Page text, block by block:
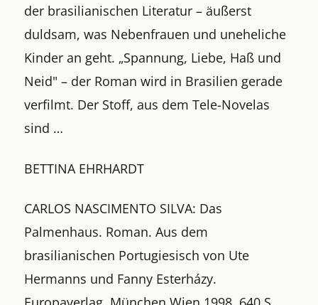
der brasilianischen Literatur – äußerst
duldsam, was Nebenfrauen und uneheliche
Kinder an geht. „Spannung, Liebe, Haß und
Neid" – der Roman wird in Brasilien gerade
verfilmt. Der Stoff, aus dem Tele-Novelas
sind …
BETTINA EHRHARDT
CARLOS NASCIMENTO SILVA: Das
Palmenhaus. Roman. Aus dem
brasilianischen Portugiesisch von Ute
Hermanns und Fanny Esterházy.